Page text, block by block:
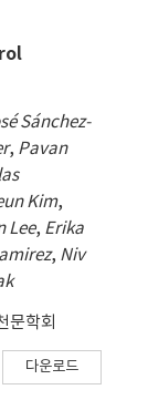
Sánchez-
, Pavan
Kim,
Lee, Erika
, Niv
문학회
다운로드